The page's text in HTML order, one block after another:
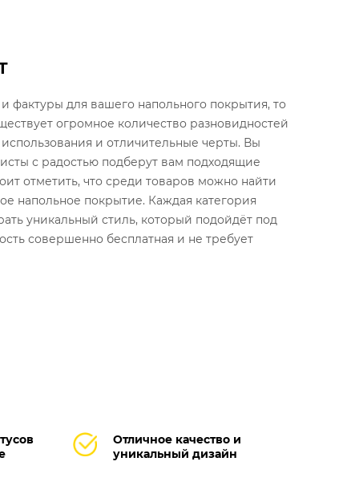
фактуры для вашего напольного покрытия, то
огромное количество разновидностей
и отличительные черты. Вы
с радостью подберут вам подходящие
отметить, что среди товаров можно найти
напольное покрытие. Каждая категория
уникальный стиль, который подойдёт под
совершенно бесплатная и не требует
Отличное качество и
уникальный дизайн